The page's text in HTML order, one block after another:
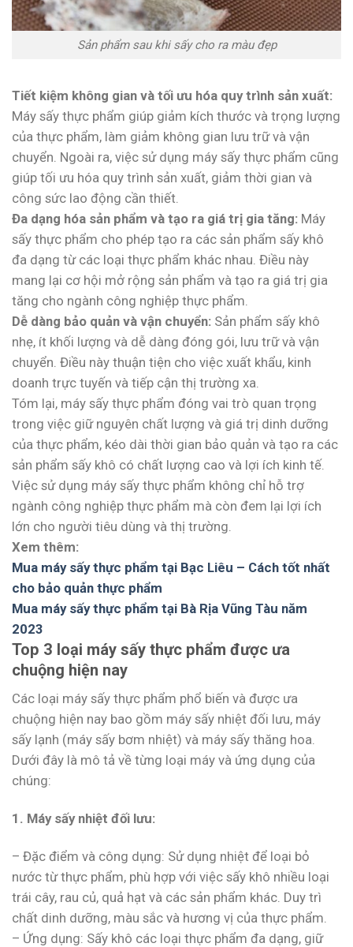
Sản phẩm sau khi sấy cho ra màu đẹp
Tiết kiệm không gian và tối ưu hóa quy trình sản xuất:
Máy sấy thực phẩm giúp giảm kích thước và trọng lượng
của thực phẩm, làm giảm không gian lưu trữ và vận
chuyển. Ngoài ra, việc sử dụng máy sấy thực phẩm cũng
giúp tối ưu hóa quy trình sản xuất, giảm thời gian và
công sức lao động cần thiết.
Đa dạng hóa sản phẩm và tạo ra giá trị gia tăng: Máy
sấy thực phẩm cho phép tạo ra các sản phẩm sấy khô
đa dạng từ các loại thực phẩm khác nhau. Điều này
mang lại cơ hội mở rộng sản phẩm và tạo ra giá trị gia
tăng cho ngành công nghiệp thực phẩm.
Dễ dàng bảo quản và vận chuyển: Sản phẩm sấy khô
nhẹ, ít khối lượng và dễ dàng đóng gói, lưu trữ và vận
chuyển. Điều này thuận tiện cho việc xuất khẩu, kinh
doanh trực tuyến và tiếp cận thị trường xa.
Tóm lại, máy sấy thực phẩm đóng vai trò quan trọng
trong việc giữ nguyên chất lượng và giá trị dinh dưỡng
của thực phẩm, kéo dài thời gian bảo quản và tạo ra các
sản phẩm sấy khô có chất lượng cao và lợi ích kinh tế.
Việc sử dụng máy sấy thực phẩm không chỉ hỗ trợ
ngành công nghiệp thực phẩm mà còn đem lại lợi ích
lớn cho người tiêu dùng và thị trường.
Xem thêm:
Mua máy sấy thực phẩm tại Bạc Liêu – Cách tốt nhất
cho bảo quản thực phẩm
Mua máy sấy thực phẩm tại Bà Rịa Vũng Tàu năm
2023
Top 3 loại máy sấy thực phẩm được ưa
chuộng hiện nay
Các loại máy sấy thực phẩm phổ biến và được ưa
chuộng hiện nay bao gồm máy sấy nhiệt đối lưu, máy
sấy lạnh (máy sấy bơm nhiệt) và máy sấy thăng hoa.
Dưới đây là mô tả về từng loại máy và ứng dụng của
chúng:
1. Máy sấy nhiệt đối lưu:
– Đặc điểm và công dụng: Sử dụng nhiệt để loại bỏ
nước từ thực phẩm, phù hợp với việc sấy khô nhiều loại
trái cây, rau củ, quả hạt và các sản phẩm khác. Duy trì
chất dinh dưỡng, màu sắc và hương vị của thực phẩm.
– Ứng dụng: Sấy khô các loại thực phẩm đa dạng, giữ